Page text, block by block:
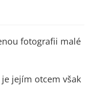
fotografii malé
jejím otcem však